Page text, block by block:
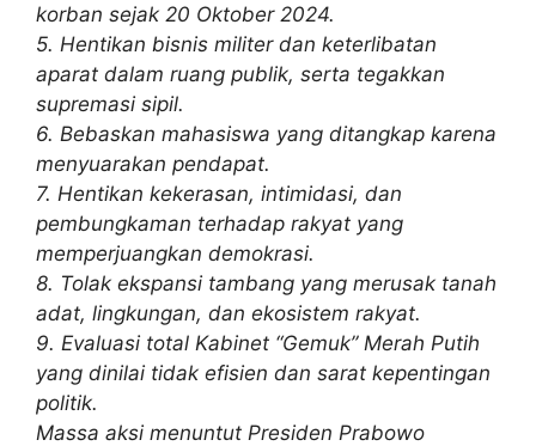
korban sejak 20 Oktober 2024.
5. ⁠Hentikan bisnis militer dan keterlibatan
aparat dalam ruang publik, serta tegakkan
supremasi sipil.
6. ⁠Bebaskan mahasiswa yang ditangkap karena
menyuarakan pendapat.
7. ⁠Hentikan kekerasan, intimidasi, dan
pembungkaman terhadap rakyat yang
memperjuangkan demokrasi.
8. ⁠Tolak ekspansi tambang yang merusak tanah
adat, lingkungan, dan ekosistem rakyat.
9. ⁠Evaluasi total Kabinet “Gemuk” Merah Putih
yang dinilai tidak efisien dan sarat kepentingan
politik.
Massa aksi menuntut Presiden Prabowo